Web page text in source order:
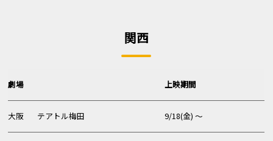
関西
劇場 上映期間
大阪 テアトル梅田 9/18(金) 〜